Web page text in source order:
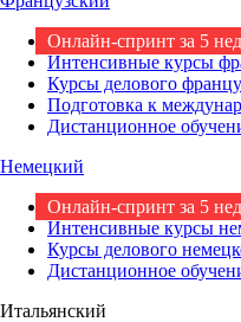
Онлайн-спринт за 5
Интенсивные курсы
Курсы делового
Подготовка к
Дистанционное
Немецкий
Онлайн-спринт за 5
Интенсивные курсы
Курсы делового
Дистанционное
Итальянский